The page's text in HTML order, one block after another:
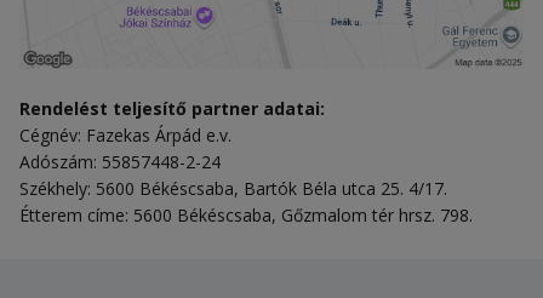
Rendelést teljesítő partner adatai:
Cégnév: Fazekas Árpád e.v.
Adószám: 55857448-2-24
Székhely: 5600 Békéscsaba, Bartók Béla utca 25. 4/17.
Étterem címe: 5600 Békéscsaba, Gőzmalom tér hrsz. 798.